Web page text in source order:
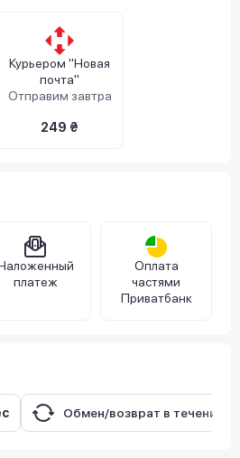
Курьером "Новая
почта"
Отправим завтра
249 ₴
платеж
Оплата
частями
Приватбанк
Обмен/возврат в течение